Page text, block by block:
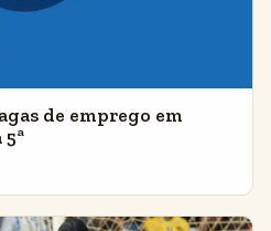
de emprego em